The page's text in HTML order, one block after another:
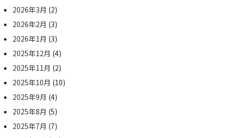
2026年3月 (2)
2026年2月 (3)
2026年1月 (3)
2025年12月 (4)
2025年11月 (2)
2025年10月 (10)
2025年9月 (4)
2025年8月 (5)
2025年7月 (7)